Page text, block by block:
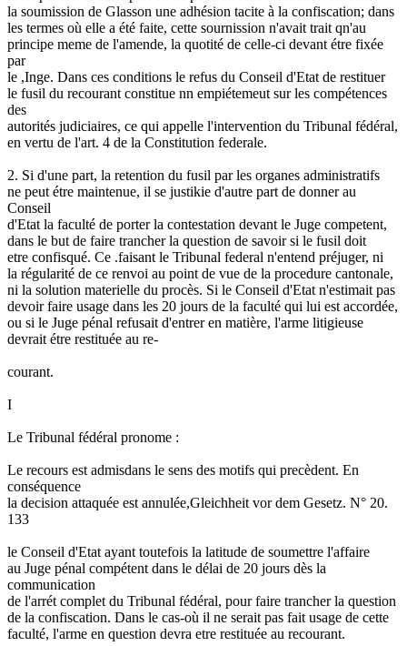
la soumission de Glasson une adhésion tacite à la confiscation; dans
les termes où elle a été faite, cette sournission n'avait trait qn'au
principe meme de l'amende, la quotité de celle-ci devant étre fixée
par
le ,Inge. Dans ces conditions le refus du Conseil d'Etat de restituer
le fusil du recourant constitue nn empiétemeut sur les compétences
des
autorités judiciaires, ce qui appelle l'intervention du Tribunal fédéral,
en vertu de l'art. 4 de la Constitution federale.
2. Si d'une part, la retention du fusil par les organes administratifs
ne peut étre maintenue, il se justikie d'autre part de donner au
Conseil
d'Etat la faculté de porter la contestation devant le Juge competent,
dans le but de faire trancher la question de savoir si le fusil doit
etre confisqué. Ce .faisant le Tribunal federal n'entend préjuger, ni
la régularité de ce renvoi au point de vue de la procedure cantonale,
ni la solution materielle du procès. Si le Conseil d'Etat n'estimait pas
devoir faire usage dans les 20 jours de la faculté qui lui est accordée,
ou si le Juge pénal refusait d'entrer en matière, l'arme litigieuse
devrait étre restituée au re-
courant.
I
Le Tribunal fédéral pronome :
Le recours est admisdans le sens des motifs qui precèdent. En
conséquence
la decision attaquée est annulée,Gleichheit vor dem Gesetz. N° 20.
133
le Conseil d'Etat ayant toutefois la latitude de soumettre l'affaire
au Juge pénal compétent dans le délai de 20 jours dès la
communication
de l'arrét complet du Tribunal fédéral, pour faire trancher la question
de la confiscation. Dans le cas-où il ne serait pas fait usage de cette
faculté, l'arme en question devra etre restituée au recourant.